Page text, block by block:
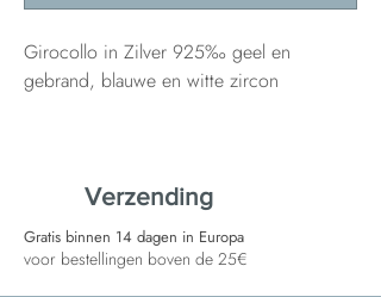
Girocollo in Zilver 925‰ geel en
gebrand, blauwe en witte zircon
Verzending
Gratis binnen 14 dagen in Europa
voor bestellingen boven de 25€